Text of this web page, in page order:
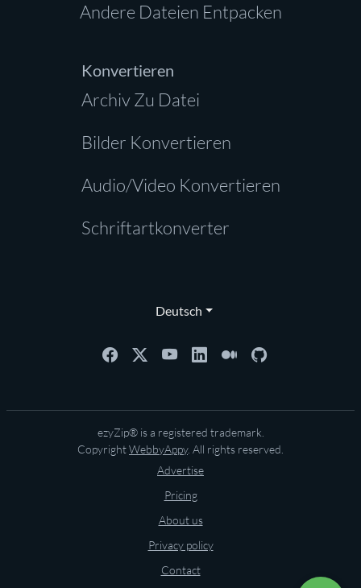
Andere Dateien Entpacken
Konvertieren
Archiv Zu Datei
Bilder Konvertieren
Audio/Video Konvertieren
Schriftartkonverter
Deutsch
ezyZip® is a registered trademark.
CopyrightWebbyAppy. All rights reserved.
Advertise
Pricing
About us
Privacy policy
Contact